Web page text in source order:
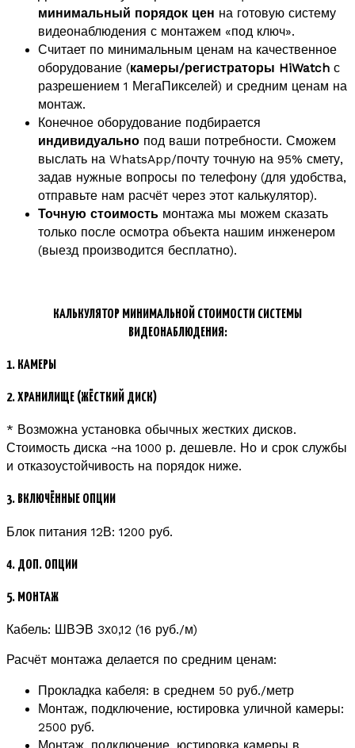
минимальный порядок цен на готовую систему
видеонаблюдения с монтажем «под ключ».
Считает по минимальным ценам на качественное
оборудование (камеры/регистраторы HiWatch с
разрешением 1 МегаПикселей) и средним ценам на
монтаж.
Конечное оборудование подбирается
индивидуально под ваши потребности. Сможем
выслать на WhatsApp/почту точную на 95% смету,
задав нужные вопросы по телефону (для удобства,
отправьте нам расчёт через этот калькулятор).
Точную стоимость монтажа мы можем сказать
только после осмотра объекта нашим инженером
(выезд производится бесплатно).
КАЛЬКУЛЯТОР МИНИМАЛЬНОЙ СТОИМОСТИ СИСТЕМЫ
ВИДЕОНАБЛЮДЕНИЯ:
1. КАМЕРЫ
2. ХРАНИЛИЩЕ (ЖЁСТКИЙ ДИСК)
* Возможна установка обычных жестких дисков.
Стоимость диска ~на 1000 р. дешевле. Но и срок службы
и отказоустойчивость на порядок ниже.
3. ВКЛЮЧЁННЫЕ ОПЦИИ
Блок питания 12В: 1200 руб.
4. ДОП. ОПЦИИ
5. МОНТАЖ
Кабель: ШВЭВ 3х0,12 (16 руб./м)
Расчёт монтажа делается по средним ценам:
Прокладка кабеля: в среднем 50 руб./метр
Монтаж, подключение, юстировка уличной камеры:
2500 руб.